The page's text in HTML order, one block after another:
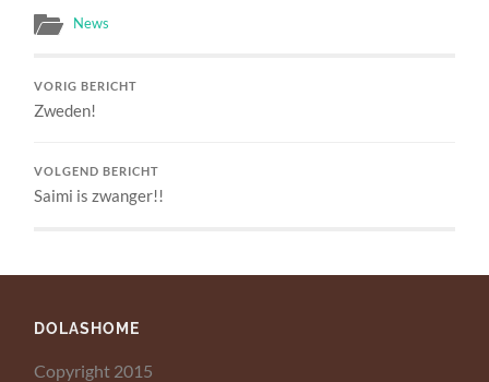
News
VORIG BERICHT
Zweden!
VOLGEND BERICHT
Saimi is zwanger!!
DOLASHOME
Copyright 2015